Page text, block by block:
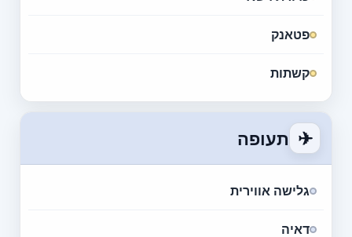
פטאנק
קשתות
✈ תעופה
גלישה אווירית
דאיה